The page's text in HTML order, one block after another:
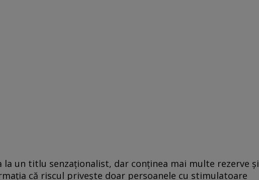
la un titlu senzaţionalist, dar conţinea mai multe rezerve şi
că riscul priveşte doar persoanele cu stimulatoare